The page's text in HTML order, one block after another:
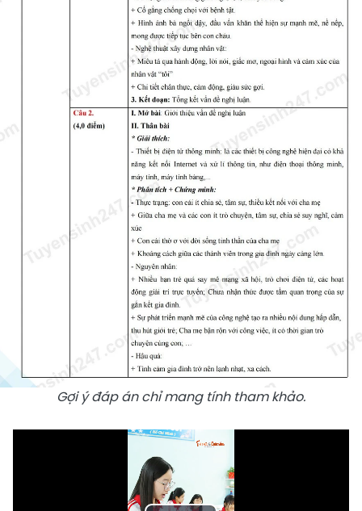
Gợi ý đáp án chỉ mang tính tham khảo.